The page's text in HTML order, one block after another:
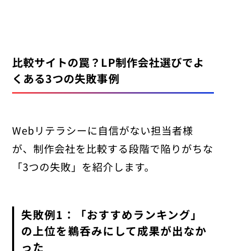
比較サイトの罠？LP制作会社選びでよ
くある3つの失敗事例
Webリテラシーに自信がない担当者様
が、制作会社を比較する段階で陥りがちな
「3つの失敗」を紹介します。
失敗例1：「おすすめランキング」
の上位を鵜呑みにして成果が出なか
った